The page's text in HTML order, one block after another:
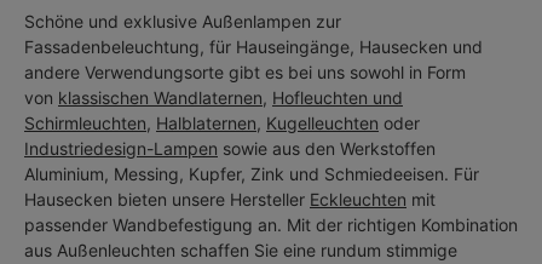
Schöne und exklusive Außenlampen zur
Fassadenbeleuchtung, für Hauseingänge, Hausecken und
andere Verwendungsorte gibt es bei uns sowohl in Form
von klassischen Wandlaternen, Hofleuchten und
Schirmleuchten, Halblaternen, Kugelleuchten oder
Industriedesign-Lampen sowie aus den Werkstoffen
Aluminium, Messing, Kupfer, Zink und Schmiedeeisen. Für
Hausecken bieten unsere Hersteller Eckleuchten mit
passender Wandbefestigung an. Mit der richtigen Kombination
aus Außenleuchten schaffen Sie eine rundum stimmige